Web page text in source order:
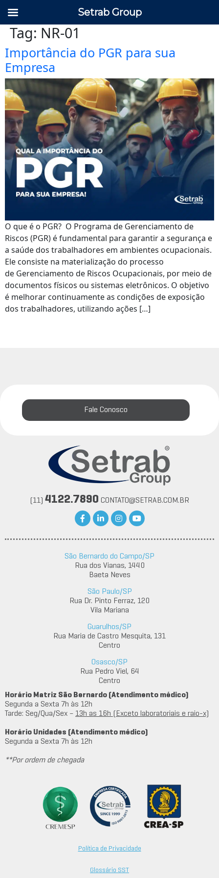
Tag: NR-01
Importância do PGR para sua
Empresa
O que é o PGR? O Programa de Gerenciamento de
Riscos (PGR) é fundamental para garantir a segurança e
a saúde dos trabalhadores em ambientes ocupacionais.
Ele consiste na materialização do processo
de Gerenciamento de Riscos Ocupacionais, por meio de
documentos físicos ou sistemas eletrônicos. O objetivo
é melhorar continuamente as condições de exposição
dos trabalhadores, utilizando ações […]
(11) 4122.7890 CONTATO@SETRAB.COM.BR
São Bernardo do Campo/SP
Rua dos Vianas, 1440
Baeta Neves
São Paulo/SP
Rua Dr. Pinto Ferraz, 120
Vila Mariana
Guarulhos/SP
Rua Maria de Castro Mesquita, 131
Centro
Osasco/SP
Rua Pedro Viel, 64
Centro
Horário Matriz São Bernardo (Atendimento médico)
Segunda a Sexta 7h às 12h
Tarde: Seg/Qua/Sex – 13h as 16h (Exceto laboratoriais e raio-x)
Horário Unidades (Atendimento médico)
Segunda a Sexta 7h às 12h
**Por ordem de chegada
Política de Privacidade
Glossário SST
Fale Conosco
Setrab Group